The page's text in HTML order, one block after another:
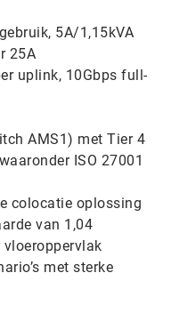
5A/1,15kVA
25A
uplink, 10Gbps full-
AMS1) met Tier 4
ISO 27001
colocatie oplossing
van 1,04
vloeroppervlak
met sterke